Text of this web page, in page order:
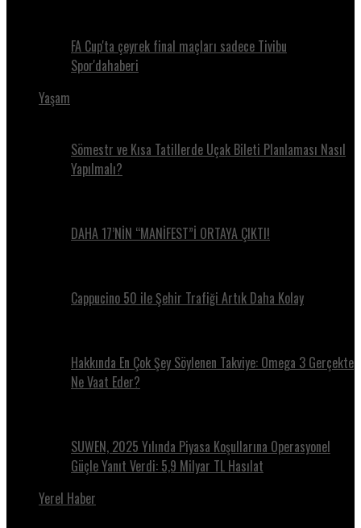
FA Cup'ta çeyrek final maçları sadece Tivibu
Spor'dahaberi
Yaşam
Sömestr ve Kısa Tatillerde Uçak Bileti Planlaması Nasıl
Yapılmalı?
DAHA 17’NİN “MANİFEST”İ ORTAYA ÇIKTI!
Cappucino 50 ile Şehir Trafiği Artık Daha Kolay
Hakkında En Çok Şey Söylenen Takviye: Omega 3 Gerçekte
Ne Vaat Eder?
SUWEN, 2025 Yılında Piyasa Koşullarına Operasyonel
Güçle Yanıt Verdi: 5,9 Milyar TL Hasılat
Yerel Haber